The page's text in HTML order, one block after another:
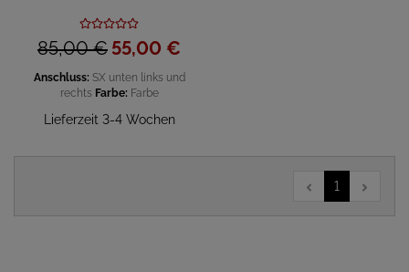
85,00 € 55,00 €
Anschluss: SX unten links und
rechts Farbe: Farbe
Lieferzeit 3-4 Wochen
1